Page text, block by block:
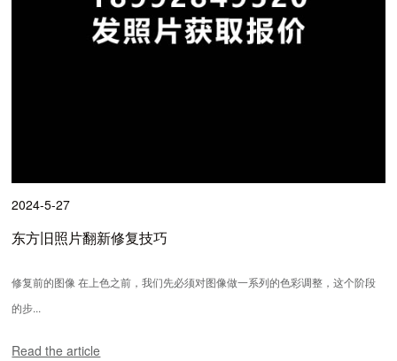
2024-5-27
东方旧照片翻新修复技巧
修复前的图像 在上色之前，我们先必须对图像做一系列的色彩调整，这个阶段
的步...
Read the article